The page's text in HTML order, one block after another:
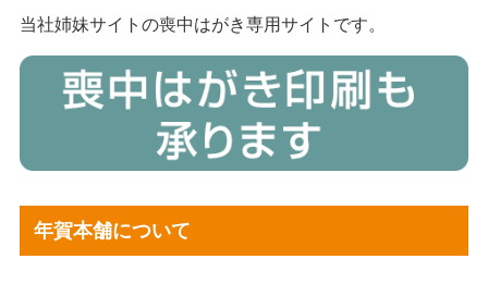
当社姉妹サイトの喪中はがき専用サイトです。
年賀本舗について